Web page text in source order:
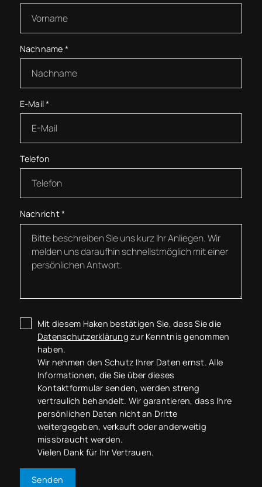
Nachname *
E-Mail*
Telefon
Nachricht*
Mit diesem Haken bestätigen Sie, dass Sie die
Datenschutzerklärung zur Kenntnis genommen
haben.
Wir nehmen den Schutz Ihrer Daten ernst. Alle
Informationen, die Sie über dieses
Kontaktformular senden, werden streng
vertraulich behandelt. Wir garantieren, dass Ihre
persönlichen Daten nicht an Dritte
weitergegeben, verkauft oder anderweitig
missbraucht werden.
Vielen Dank für Ihr Vertrauen.
Senden